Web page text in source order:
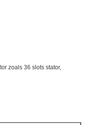
zoals 36 slots stator,